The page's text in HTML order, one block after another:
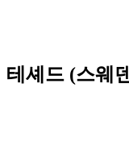
테셰드 (스웨